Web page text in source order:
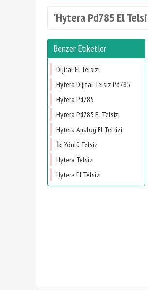
'Hytera Pd785 El
Benzer Etiketler
Dijital El Telsizi
Hytera Dijital Telsiz Pd785
Hytera Pd785
Hytera Pd785 El Telsizi
Hytera Analog El Telsizi
İki Yönlü Telsiz
Hytera Telsiz
Hytera El Telsizi